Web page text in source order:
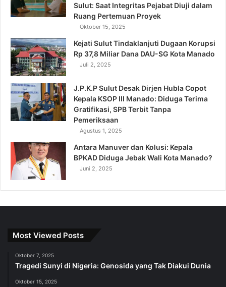
Sulut: Saat Integritas Pejabat Diuji dalam
Ruang Pertemuan Proyek
Oktober 15, 2025
Kejati Sulut Tindaklanjuti Dugaan Korupsi
Rp 37,8 Miliar Dana DAU-SG Kota Manado
Juli 2, 2025
J.P.K.P Sulut Desak Dirjen Hubla Copot
Kepala KSOP III Manado: Diduga Terima
Gratifikasi, SPB Terbit Tanpa
Pemeriksaan
Agustus 1, 2025
Antara Manuver dan Kolusi: Kepala
BPKAD Diduga Jebak Wali Kota Manado?
Juni 2, 2025
Most Viewed Posts
Oktober 7, 2025
Tragedi Sunyi di Nigeria: Genosida yang Tak Diakui Dunia
Oktober 15, 2025